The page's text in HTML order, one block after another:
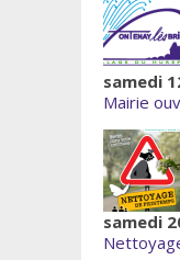
samedi
Mairie
samedi